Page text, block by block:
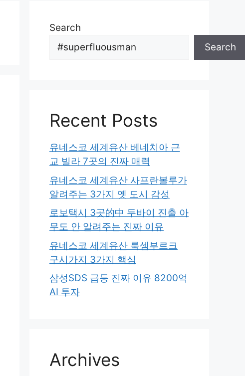
Search
Search
Recent Posts
유네스코 세계유산 베네치아 근
교 빌라 7곳의 진짜 매력
유네스코 세계유산 사프란볼루가
알려주는 3가지 옛 도시 감성
로보택시 3곳的中 두바이 진출 아
무도 안 알려주는 진짜 이유
유네스코 세계유산 룩셈부르크
구시가지 3가지 핵심
삼성SDS 급등 진짜 이유 8200억
AI 투자
Archives